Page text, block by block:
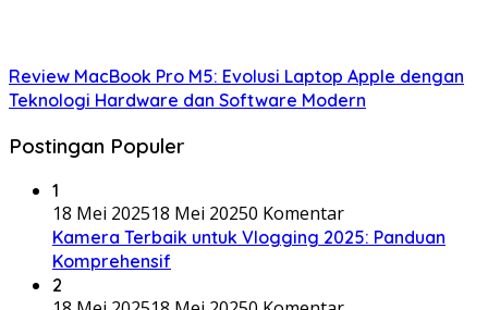
Review MacBook Pro M5: Evolusi Laptop Apple dengan
Teknologi Hardware dan Software Modern
Postingan Populer
1
18 Mei 202518 Mei 20250 Komentar
Kamera Terbaik untuk Vlogging 2025: Panduan
Komprehensif
2